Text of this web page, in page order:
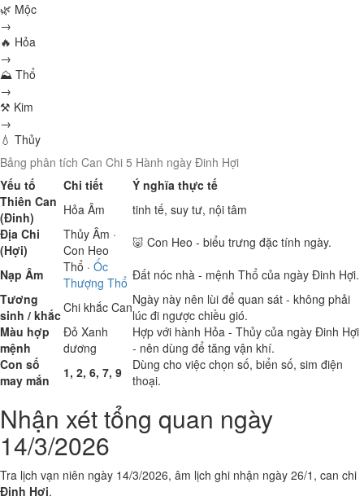
🌿 Mộc
→
🔥 Hỏa
→
⛰ Thổ
→
⚒ Kim
→
💧 Thủy
Bảng phân tích Can Chi 5 Hành ngày Đinh Hợi
Yếu tố
Chi tiết
Ý nghĩa thực tế
Thiên Can
(Đinh)
Hỏa Âm
tinh tế, suy tư, nội tâm
Địa Chi
(Hợi)
Thủy Âm ·
Con Heo
🐷 Con Heo - biểu trưng đặc tính ngày.
Nạp Âm
Thổ · Ốc
Thượng Thổ Đất nóc nhà - mệnh Thổ của ngày Đinh Hợi.
Tương
sinh / khắcChi khắc CanNgày này nên lùi để quan sát - không phải
lúc đi ngược chiều gió.
Màu hợp
mệnh
Đỏ Xanh
dương
Hợp với hành Hỏa - Thủy của ngày Đinh Hợi
- nên dùng để tăng vận khí.
Con số
may mắn
1, 2, 6, 7, 9
Dùng cho việc chọn số, biển số, sim điện
thoại.
Nhận xét tổng quan ngày
14/3/2026
Tra lịch vạn niên ngày 14/3/2026, âm lịch ghi nhận ngày 26/1, can chi
Đinh Hợi.